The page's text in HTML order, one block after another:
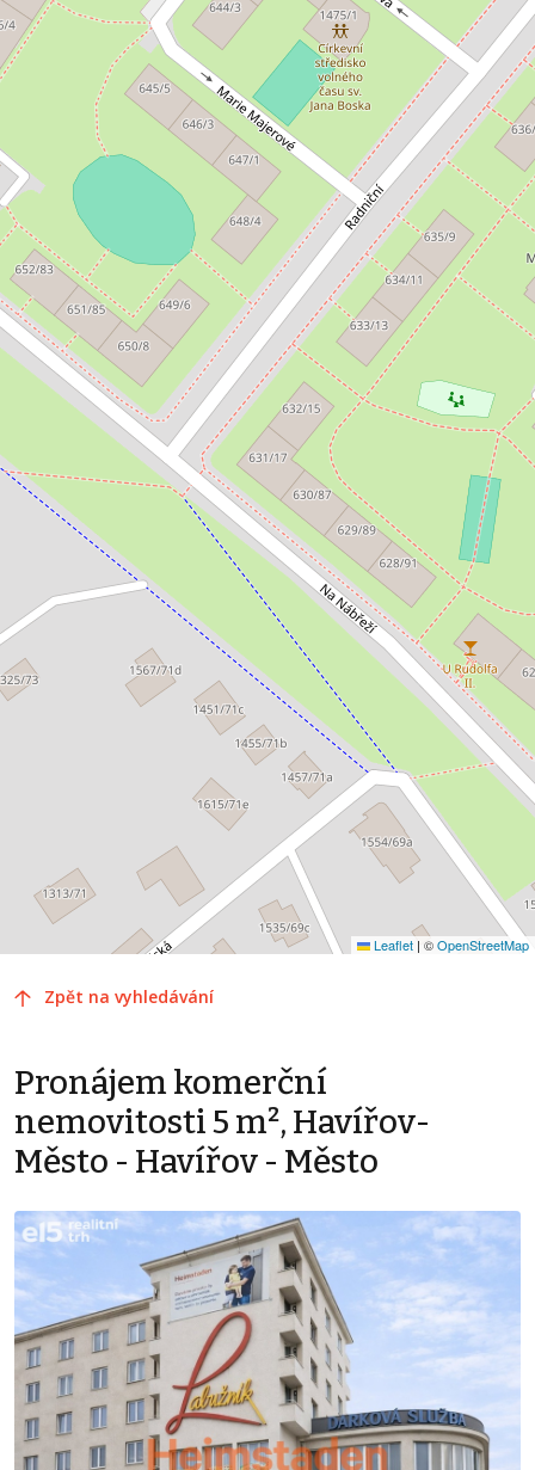
Leaflet | ©OpenStreetMap
Zpět na vyhledávání
Pronájem komerční
nemovitosti 5 m², Havířov-
Město - Havířov - Město